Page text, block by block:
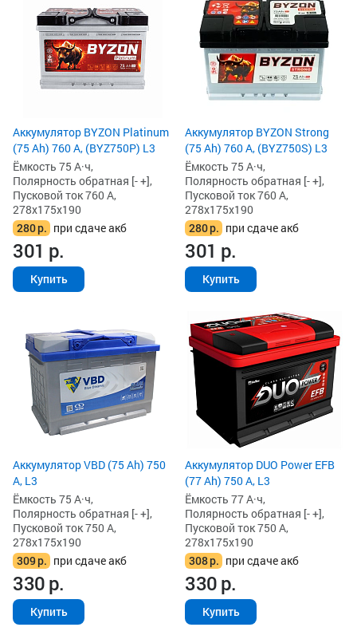
Аккумулятор BYZON Platinum
(75 Ah) 760 А, (BYZ750P) L3
Ёмкость 75 А·ч,
Полярность обратная [- +],
Пусковой ток 760 А,
278x175x190
280р. при сдаче акб
301 р.
Купить
Аккумулятор BYZON Strong
(75 Ah) 760 А, (BYZ750S) L3
Ёмкость 75 А·ч,
Полярность обратная [- +],
Пусковой ток 760 А,
278x175x190
280р. при сдаче акб
301 р.
Купить
Аккумулятор VBD (75 Ah) 750
А, L3
Ёмкость 75 А·ч,
Полярность обратная [- +],
Пусковой ток 750 А,
278x175x190
309р. при сдаче акб
330р.
Купить
Аккумулятор DUO Power EFB
(77 Ah) 750 А, L3
Ёмкость 77 А·ч,
Полярность обратная [- +],
Пусковой ток 750 А,
278x175x190
308р. при сдаче акб
330р.
Купить